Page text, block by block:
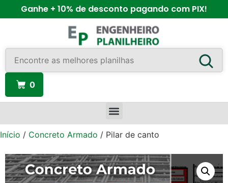
Ganhe + 10% de desconto pagando com PIX!
0
Início / Concreto Armado / Pilar de canto